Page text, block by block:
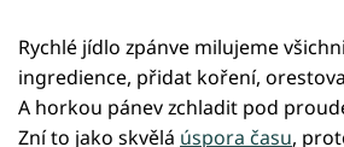
Rychlé jídlo zpánve milujeme
ingredience, přidat koření,
A horkou pánev zchladit pod
Zní to jako skvělá úspora času,